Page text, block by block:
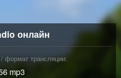
онлайн
формат трансляции:
mp3